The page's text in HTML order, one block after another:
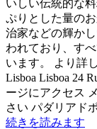
いしい伝統的な
ぷりとした量の
治家などの輝か
われており、す
います。 より詳
Lisboa Lisboa 24
ージにアクセス
さい パダリアド
続きを読みます